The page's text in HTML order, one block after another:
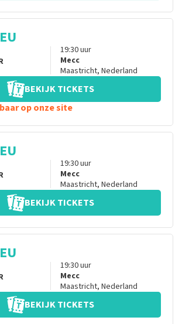
19:30uur
Mecc
Maastricht, Nederland
BEKIJK TICKETS
op onze site
19:30uur
Mecc
Maastricht, Nederland
BEKIJK TICKETS
19:30uur
Mecc
Maastricht, Nederland
BEKIJK TICKETS